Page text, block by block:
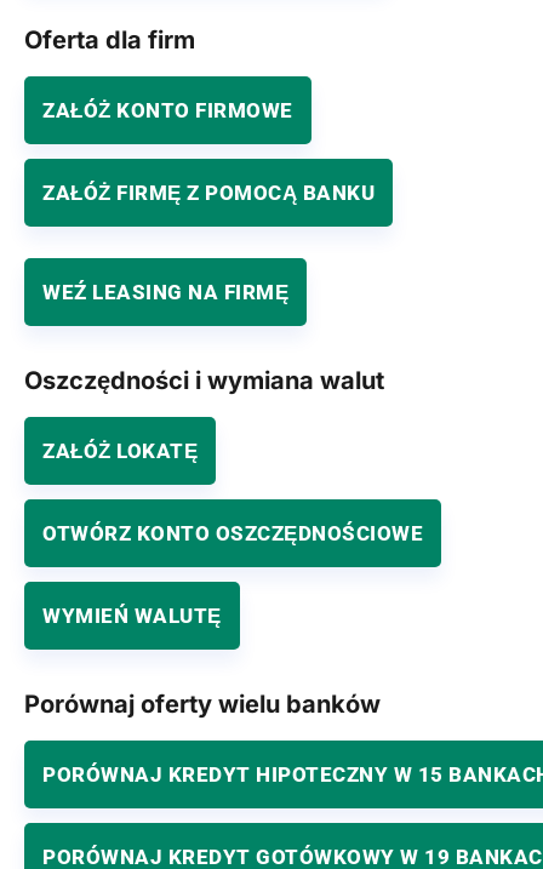
Oferta dla firm
ZAŁÓŻ KONTO FIRMOWE
ZAŁÓŻ FIRMĘ Z POMOCĄ BANKU
WEŹ LEASING NA FIRMĘ
Oszczędności i wymiana walut
ZAŁÓŻ LOKATĘ
OTWÓRZ KONTO OSZCZĘDNOŚCIOWE
WYMIEŃ WALUTĘ
Porównaj oferty wielu banków
PORÓWNAJ KREDYT HIPOTECZNY W 15
PORÓWNAJ KREDYT GOTÓWKOWY W 19